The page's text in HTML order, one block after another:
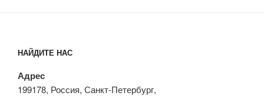
НАЙДИТЕ НАС
Адрес
199178, Россия, Санкт-Петербург,